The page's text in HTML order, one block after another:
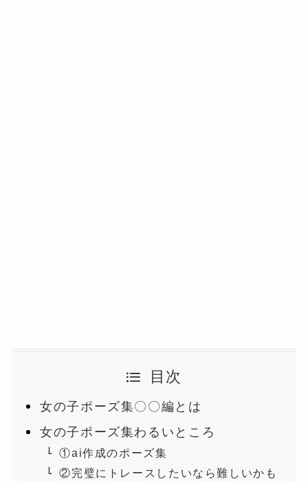
目次
女の子ポーズ集〇〇編とは
女の子ポーズ集わるいところ
①ai作成のポーズ集
②完璧にトレースしたいなら難しいかも